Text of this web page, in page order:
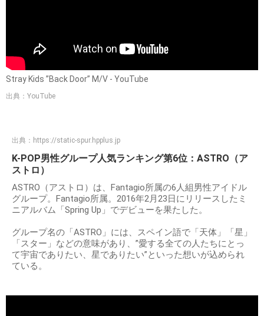
Stray Kids ”Back Door” M/V - YouTube
出典：YouTube
出典： https://static-spur.hpplus.jp
K-POP男性グループ人気ランキング第6位：ASTRO（ア
ストロ）
ASTRO（アストロ）は、Fantagio所属の6人組男性アイドル
グループ。Fantagio所属。2016年2月23日にリリースしたミ
ニアルバム「Spring Up」でデビューを果たした。
グループ名の「ASTRO」には、スペイン語で「天体」「星」
「スター」などの意味があり、”愛する全ての人たちにとっ
て宇宙でありたい、星でありたい”といった想いが込められ
ている。